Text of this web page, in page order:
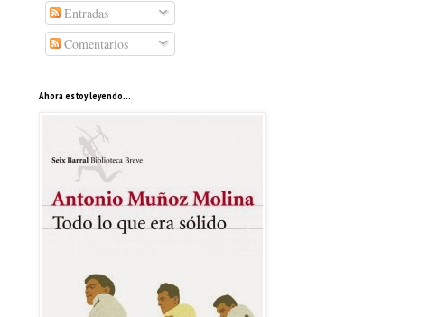
Entradas
Comentarios
Ahora estoy leyendo...